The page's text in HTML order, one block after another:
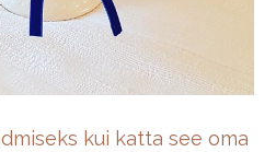
kui katta see oma